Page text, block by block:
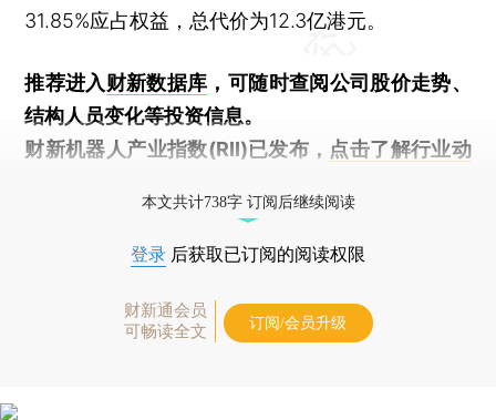
31.85%应占权益，总代价为12.3亿港元。
推荐进入财新数据库 ，可随时查阅公司股价走势、
结构人员变化等投资信息。
财新机器人产业指数(RII)已发布， 点击了解行业动
本文共计738字 订阅后继续阅读
登录 后获取已订阅的阅读权限
财新通会员
可畅读全文
订阅/会员升级